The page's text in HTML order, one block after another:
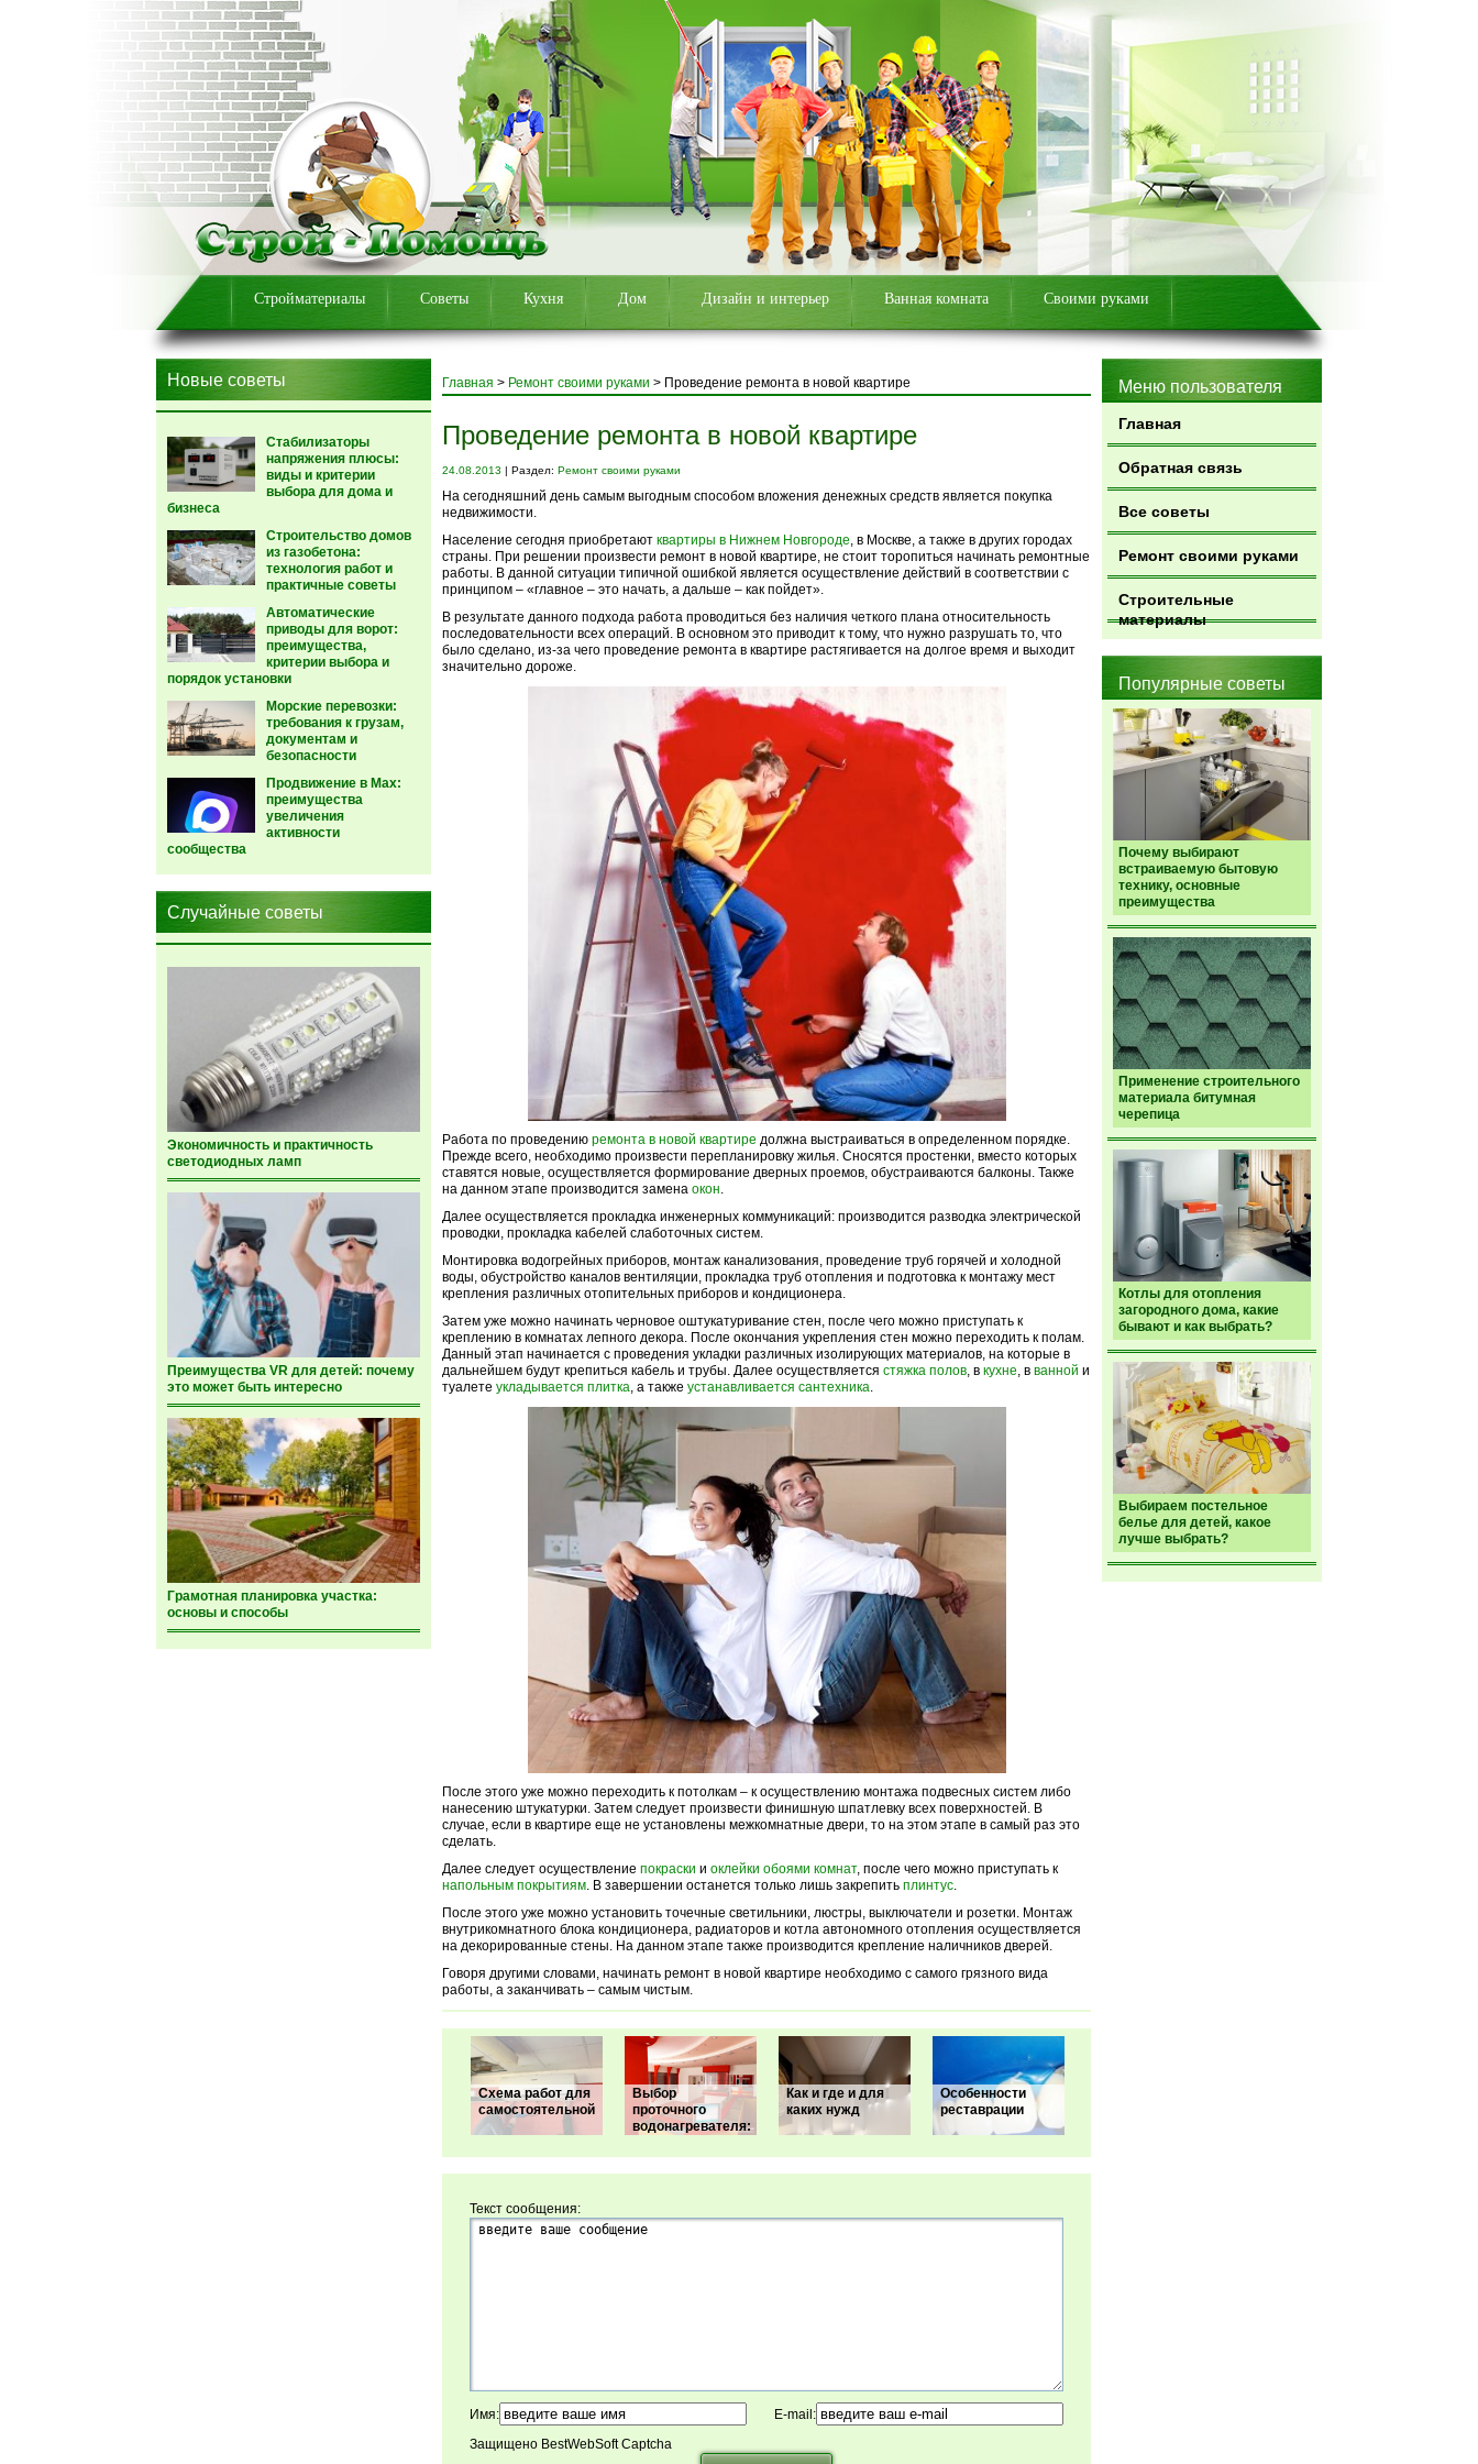
Стройматериалы Советы Кухня Дом Дизайн и интерьер Ванная комната Своими руками
Новые советы
Стабилизаторы
напряжения плюсы:
виды и критерии
выбора для дома и
бизнеса
Строительство домов
из газобетона:
технология работ и
практичные советы
Автоматические
приводы для ворот:
преимущества,
критерии выбора и
порядок установки
Морские перевозки:
требования к грузам,
документам и
безопасности
Продвижение в Max:
преимущества
увеличения
активности
сообщества
Случайные советы
Экономичность и практичность
светодиодных ламп
Преимущества VR для детей: почему
это может быть интересно
Грамотная планировка участка:
основы и способы
Меню пользователя
Главная
Обратная связь
Все советы
Ремонт своими руками
Строительные
материалы
Популярные советы
Почему выбирают
встраиваемую бытовую
технику, основные
преимущества
Применение строительного
материала битумная
черепица
Котлы для отопления
загородного дома, какие
бывают и как выбрать?
Выбираем постельное
белье для детей, какое
лучше выбрать?
Главная > Ремонт своими руками > Проведение ремонта в новой квартире
Проведение ремонта в новой квартире
24.08.2013 | Раздел: Ремонт своими руками
На сегодняшний день самым выгодным способом вложения денежных средств является покупка
недвижимости.
Население сегодня приобретают квартиры в Нижнем Новгороде, в Москве, а также в других городах
страны. При решении произвести ремонт в новой квартире, не стоит торопиться начинать ремонтные
работы. В данной ситуации типичной ошибкой является осуществление действий в соответствии с
принципом – «главное – это начать, а дальше – как пойдет».
В результате данного подхода работа проводиться без наличия четкого плана относительность
последовательности всех операций. В основном это приводит к тому, что нужно разрушать то, что
было сделано, из-за чего проведение ремонта в квартире растягивается на долгое время и выходит
значительно дороже.
Работа по проведению ремонта в новой квартире должна выстраиваться в определенном порядке.
Прежде всего, необходимо произвести перепланировку жилья. Сносятся простенки, вместо которых
ставятся новые, осуществляется формирование дверных проемов, обустраиваются балконы. Также
на данном этапе производится замена окон.
Далее осуществляется прокладка инженерных коммуникаций: производится разводка электрической
проводки, прокладка кабелей слаботочных систем.
Монтировка водогрейных приборов, монтаж канализования, проведение труб горячей и холодной
воды, обустройство каналов вентиляции, прокладка труб отопления и подготовка к монтажу мест
крепления различных отопительных приборов и кондиционера.
Затем уже можно начинать черновое оштукатуривание стен, после чего можно приступать к
креплению в комнатах лепного декора. После окончания укрепления стен можно переходить к полам.
Данный этап начинается с проведения укладки различных изолирующих материалов, на которые в
дальнейшем будут крепиться кабель и трубы. Далее осуществляется стяжка полов, в кухне, в ванной и
туалете укладывается плитка, а также устанавливается сантехника.
После этого уже можно переходить к потолкам – к осуществлению монтажа подвесных систем либо
нанесению штукатурки. Затем следует произвести финишную шпатлевку всех поверхностей. В
случае, если в квартире еще не установлены межкомнатные двери, то на этом этапе в самый раз это
сделать.
Далее следует осуществление покраски и оклейки обоями комнат, после чего можно приступать к
напольным покрытиям. В завершении останется только лишь закрепить плинтус.
После этого уже можно установить точечные светильники, люстры, выключатели и розетки. Монтаж
внутрикомнатного блока кондиционера, радиаторов и котла автономного отопления осуществляется
на декорированные стены. На данном этапе также производится крепление наличников дверей.
Говоря другими словами, начинать ремонт в новой квартире необходимо с самого грязного вида
работы, а заканчивать – самым чистым.
Схема работ для
самостоятельной
Выбор
проточного
водонагревателя:
Как и где и для
каких нужд
Особенности
реставрации
Текст сообщения:
Имя:
E-mail:
Защищено BestWebSoft Captcha